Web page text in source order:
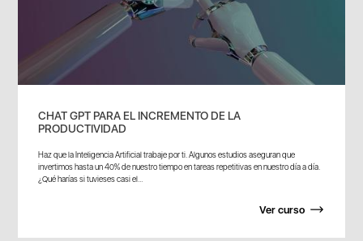
CHAT GPT PARA EL INCREMENTO DE LA
PRODUCTIVIDAD
Haz que la Inteligencia Artificial trabaje por ti. Algunos estudios aseguran que
invertimos hasta un 40% de nuestro tiempo en tareas repetitivas en nuestro día a día.
¿Qué harías si tuvieses casi el...
Ver curso